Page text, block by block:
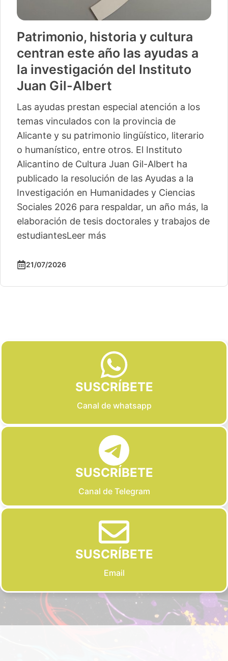
Patrimonio, historia y cultura
centran este año las ayudas a
la investigación del Instituto
Juan Gil-Albert
Las ayudas prestan especial atención a los
temas vinculados con la provincia de
Alicante y su patrimonio lingüístico, literario
o humanístico, entre otros. El Instituto
Alicantino de Cultura Juan Gil-Albert ha
publicado la resolución de las Ayudas a la
Investigación en Humanidades y Ciencias
Sociales 2026 para respaldar, un año más, la
elaboración de tesis doctorales y trabajos de
estudiantesLeer más
21/07/2026
SUSCRÍBETE
Canal de whatsapp
SUSCRÍBETE
Canal de Telegram
SUSCRÍBETE
Email